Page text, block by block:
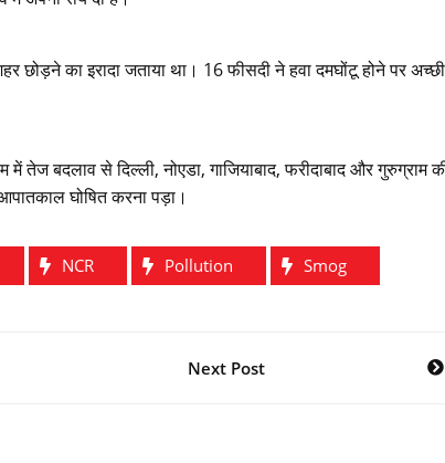
छोड़ने का इरादा जताया था। 16 फीसदी ने हवा दमघोंटू होने पर अच्छी
बदलाव से दिल्ली, नोएडा, गाजियाबाद, फरीदाबाद और गुरुग्राम
घोषित करना पड़ा।
NCR Pollution Smog
Next Post